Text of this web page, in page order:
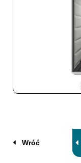
Slide
Wróć